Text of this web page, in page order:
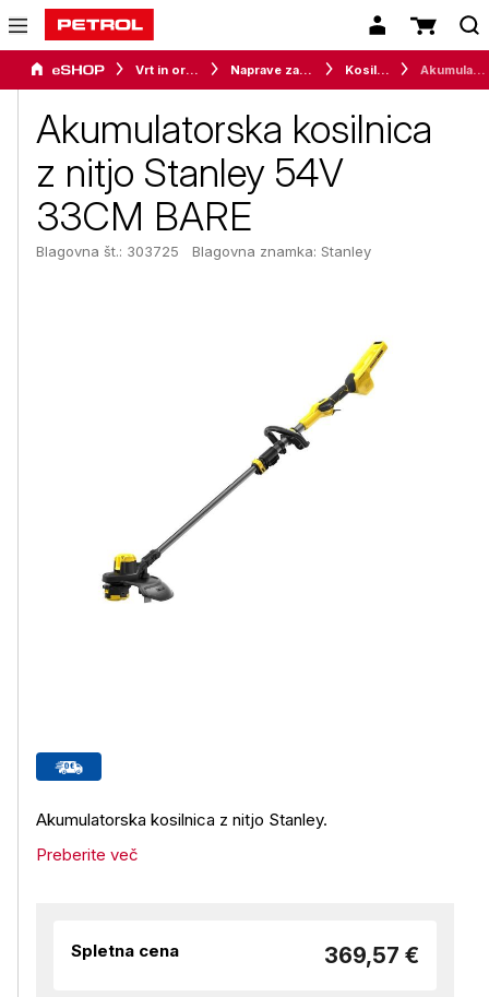
Vrt in orodje Naprave za vrt in okolico Kosilnice
Akumulatorska kosilnica
z nitjo Stanley 54V
33CM BARE
Blagovna št.: 303725 Blagovna znamka: Stanley
Akumulatorska kosilnica z nitjo Stanley.
Preberite več
Spletna cena 369,57 €